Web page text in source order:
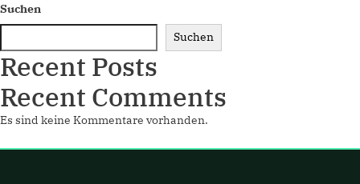
Suchen
Suchen
Recent Posts
Recent Comments
Es sind keine Kommentare vorhanden.